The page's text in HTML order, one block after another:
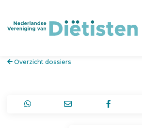
Overzicht dossiers